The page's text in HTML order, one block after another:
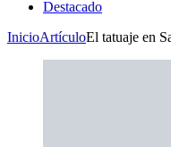
Destacado
InicioArtículoEl tatuaje en